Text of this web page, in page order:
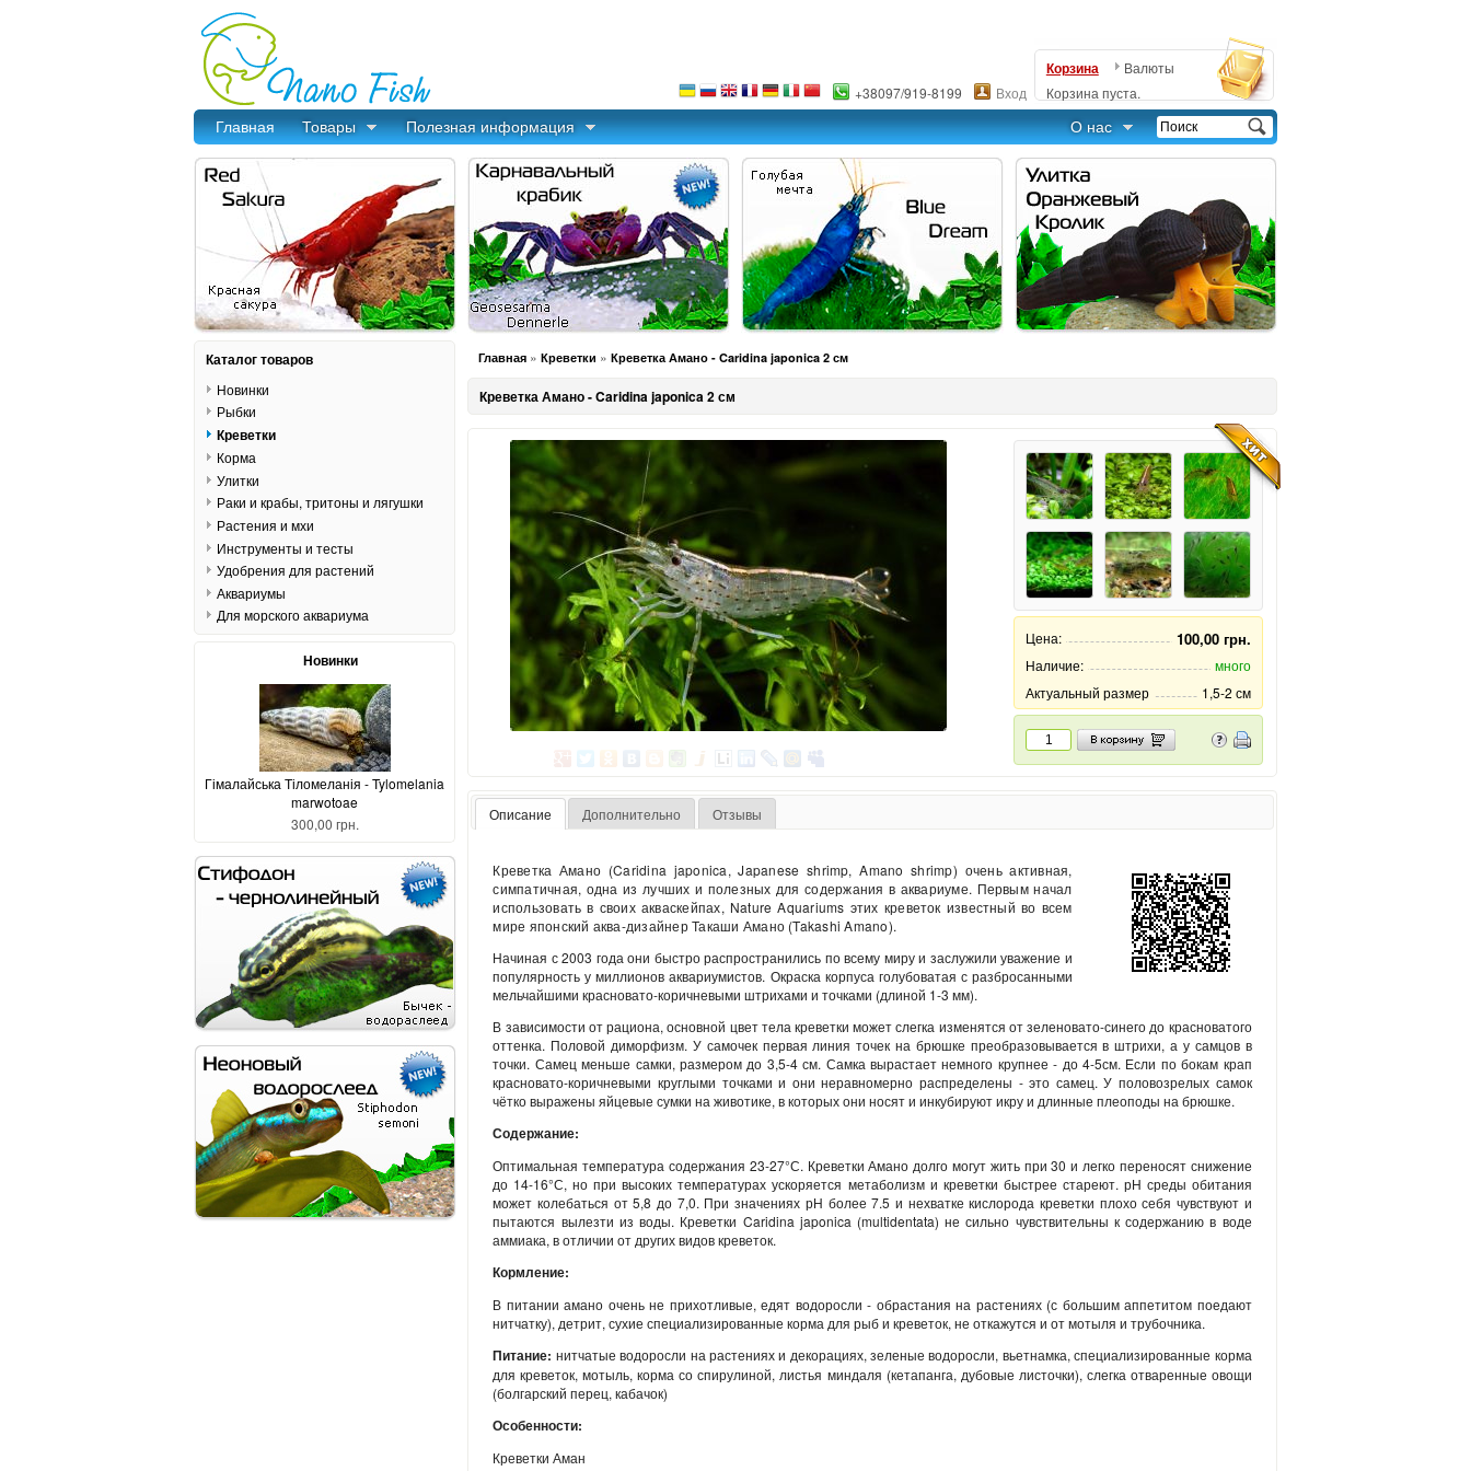
Валюты
Корзина
Корзина пуста.
+38097/919-8199 Вход
Главная Товары Полезная информация О нас
Главная » Креветки » Креветка Амано - Caridina japonica 2 см
Креветка Амано - Caridina japonica 2 см
Цена: 100,00 грн.
Наличие:
много
Актуальный размер
1,5-2 см
Описание Дополнительно Отзывы
Креветка Амано (Caridina japonica, Japanese shrimp, Amano shrimp) очень активная,
симпатичная, одна из лучших и полезных для содержания в аквариуме. Первым начал
использовать в своих акваскейпах, Nature Aquariums этих креветок известный во всем
мире японский аква-дизайнер Такаши Амано (Takashi Amano).
Начиная с 2003 года они быстро распространились по всему миру и заслужили уважение и
популярность у миллионов аквариумистов. Окраска корпуса голубоватая с разбросанными
мельчайшими красновато-коричневыми штрихами и точками (длиной 1-3 мм).
В зависимости от рациона, основной цвет тела креветки может слегка изменятся от зеленовато-синего до красноватого
оттенка. Половой диморфизм. У самочек первая линия точек на брюшке преобразовывается в штрихи, а у самцов в
точки. Самец меньше самки, размером до 3,5-4 см. Самка вырастает немного крупнее - до 4-5см. Если по бокам крап
красновато-коричневыми круглыми точками и они неравномерно распределены - это самец. У половозрелых самок
чётко выражены яйцевые сумки на животике, в которых они носят и инкубируют икру и длинные плеоподы на брюшке.
Содержание:
Оптимальная температура содержания 23-27°С. Креветки Амано долго могут жить при 30 и легко переносят снижение
до 14-16°С, но при высоких температурах ускоряется метаболизм и креветки быстрее стареют. рН среды обитания
может колебаться от 5,8 до 7,0. При значениях рН более 7.5 и нехватке кислорода креветки плохо себя чувствуют и
пытаются вылезти из воды. Креветки Caridina japonica (multidentata) не сильно чувствительны к содержанию в воде
аммиака, в отличии от других видов креветок.
Кормление:
В питании амано очень не прихотливые, едят водоросли - обрастания на растениях (с большим аппетитом поедают
нитчатку), детрит, сухие специализированные корма для рыб и креветок, не откажутся и от мотыля и трубочника.
Питание: нитчатые водоросли на растениях и декорациях, зеленые водоросли, вьетнамка, специализированные корма
для креветок, мотыль, корма со спирулиной, листья миндаля (кетапанга, дубовые листочки), слегка отваренные овощи
(болгарский перец, кабачок)
Особенности:
Креветки Аман
Каталог товаров
Новинки
Рыбки
Креветки
Корма
Улитки
Раки и крабы, тритоны и лягушки
Растения и мхи
Инструменты и тесты
Удобрения для растений
Аквариумы
Для морского аквариума
Новинки
Гімалайська Тіломеланія - Tylomelania
marwotoae
300,00 грн.